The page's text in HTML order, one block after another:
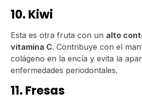
10. Kiwi
Esta es otra fruta con un alto
vitamina C. Contribuye con el
colágeno en la encía y evita la
enfermedades periodontales.
11. Fresas